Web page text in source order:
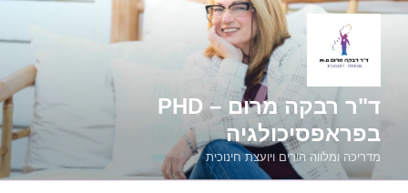
דילוג
ד"ר רבקה מרום – PHD
בפראפסיכולגיה
מדריכה ומלווה הורים ויועצת חינוכית